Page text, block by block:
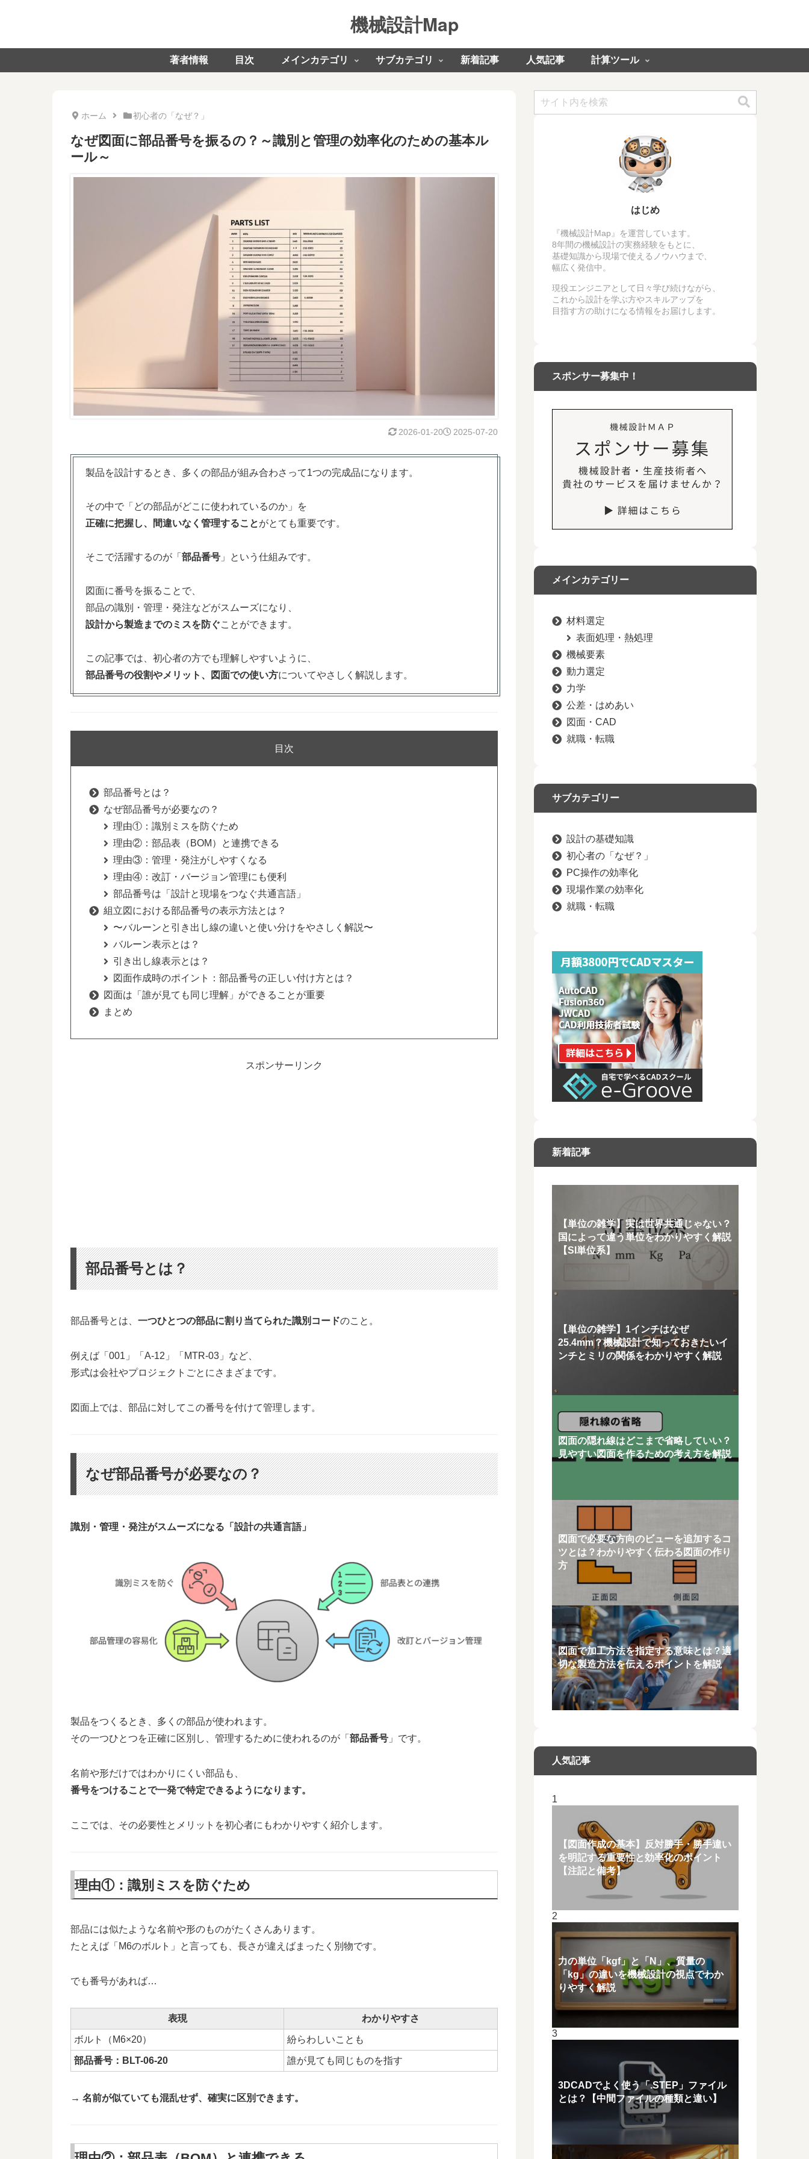
機械設計Map
著者情報 目次 メインカテゴリ サブカテゴリ 新着記事 人気記事 計算ツール
ホーム 初心者の「なぜ？」
なぜ図面に部品番号を振るの？～識別と管理の効率化のための基本ル
ール～
2025-07-20
2026-01-20
製品を設計するとき、多くの部品が組み合わさって1つの完成品になります。
その中で「どの部品がどこに使われているのか」を
正確に把握し、間違いなく管理することがとても重要です。
そこで活躍するのが「 部品番号 」という仕組みです。
図面に番号を振ることで、
部品の識別・管理・発注などがスムーズになり、
設計から製造までのミスを防ぐことができます。
この記事では、初心者の方でも理解しやすいように、
部品番号の役割やメリット、図面での使い方についてやさしく解説します。
目次
部品番号とは？
なぜ部品番号が必要なの？
理由①：識別ミスを防ぐため
理由②：部品表（BOM）と連携できる
理由③：管理・発注がしやすくなる
理由④：改訂・バージョン管理にも便利
部品番号は「設計と現場をつなぐ共通言語」
組立図における部品番号の表示方法とは？
〜バルーンと引き出し線の違いと使い分けをやさしく解説〜
バルーン表示とは？
引き出し線表示とは？
図面作成時のポイント：部品番号の正しい付け方とは？
図面は「誰が見ても同じ理解」ができることが重要
まとめ
スポンサーリンク
部品番号とは？
部品番号とは、 一つひとつの部品に割り当てられた識別コードのこと。
例えば「001」「A-12」「MTR-03」など、
形式は会社やプロジェクトごとにさまざまです。
図面上では、部品に対してこの番号を付けて管理します。
なぜ部品番号が必要なの？
識別・管理・発注がスムーズになる「設計の共通言語」
製品をつくるとき、多くの部品が使われます。
その一つひとつを正確に区別し、管理するために使われるのが「 部品番号 」です。
名前や形だけではわかりにくい部品も、
番号をつけることで一発で特定できるようになります。
ここでは、その必要性とメリットを初心者にもわかりやすく紹介します。
理由①：識別ミスを防ぐため
部品には似たような名前や形のものがたくさんあります。
たとえば「M6のボルト」と言っても、長さが違えばまったく別物です。
でも番号があれば…
表現 わかりやすさ
ボルト（M6×20） 紛らわしいことも
部品番号：BLT-06-20 誰が見ても同じものを指す
→ 名前が似ていても混乱せず、確実に区別できます。
はじめ
『機械設計Map』を運営しています。
8年間の機械設計の実務経験をもとに、
基礎知識から現場で使えるノウハウまで、
幅広く発信中。
現役エンジニアとして日々学び続けながら、
これから設計を学ぶ方やスキルアップを
目指す方の助けになる情報をお届けします。
スポンサー募集中！
メインカテゴリー
材料選定
表面処理・熱処理
機械要素
動力選定
力学
公差・はめあい
図面・CAD
就職・転職
サブカテゴリー
設計の基礎知識
初心者の「なぜ？」
PC操作の効率化
現場作業の効率化
就職・転職
新着記事
【単位の雑学】実は世界共通じゃない？
国によって違う単位をわかりやすく解説
【SI単位系】
【単位の雑学】1インチはなぜ
25.4mm？機械設計で知っておきたいイ
ンチとミリの関係をわかりやすく解説
図面の隠れ線はどこまで省略していい？
見やすい図面を作るための考え方を解説
図面で必要な方向のビューを追加するコ
ツとは？わかりやすく伝わる図面の作り
方
図面で加工方法を指定する意味とは？適
切な製造方法を伝えるポイントを解説
人気記事
【図面作成の基本】反対勝手・勝手違い
を明記する重要性と効率化のポイント
【注記と備考】
力の単位「kgf」と「N」、質量の
「kg」の違いを機械設計の視点でわか
りやすく解説
3DCADでよく使う「.STEP」ファイル
とは？【中間ファイルの種類と違い】